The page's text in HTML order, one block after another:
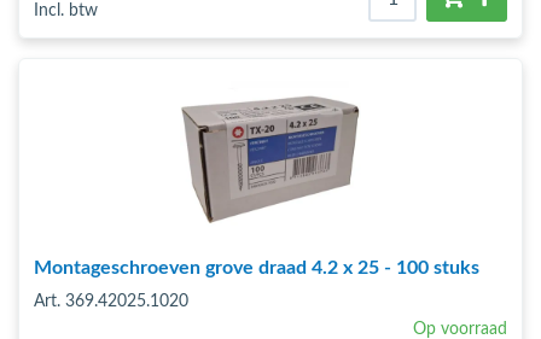
Incl. btw
Montageschroeven grove draad 4.2 x 25 - 100 stuks
Art. 369.42025.1020
Op voorraad